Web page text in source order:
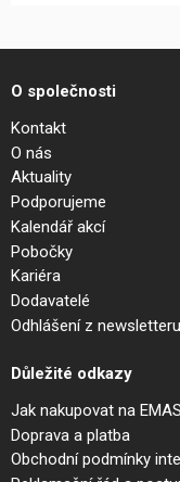
O společnosti
Kontakt
O nás
Aktuality
Podporujeme
Kalendář akcí
Pobočky
Kariéra
Dodavatelé
Odhlášení z newsletteru
Důležité odkazy
Jak nakupovat na
Doprava a platba
Obchodní podmínky